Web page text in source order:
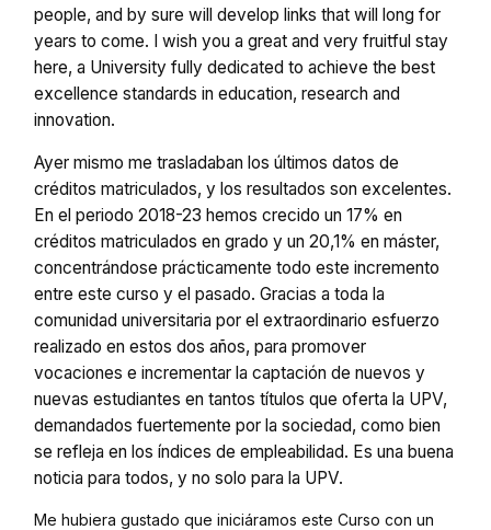
people, and by sure will develop links that will long for
years to come. I wish you a great and very fruitful stay
here, a University fully dedicated to achieve the best
excellence standards in education, research and
innovation.
Ayer mismo me trasladaban los últimos datos de
créditos matriculados, y los resultados son excelentes.
En el periodo 2018-23 hemos crecido un 17% en
créditos matriculados en grado y un 20,1% en máster,
concentrándose prácticamente todo este incremento
entre este curso y el pasado. Gracias a toda la
comunidad universitaria por el extraordinario esfuerzo
realizado en estos dos años, para promover
vocaciones e incrementar la captación de nuevos y
nuevas estudiantes en tantos títulos que oferta la UPV,
demandados fuertemente por la sociedad, como bien
se refleja en los índices de empleabilidad. Es una buena
noticia para todos, y no solo para la UPV.
Me hubiera gustado que iniciáramos este Curso con un